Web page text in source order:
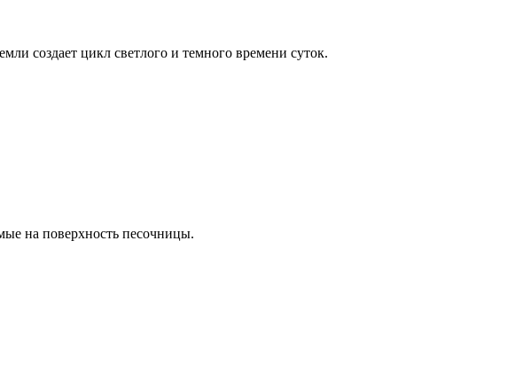
создает цикл светлого и темного времени суток.
на поверхность песочницы.